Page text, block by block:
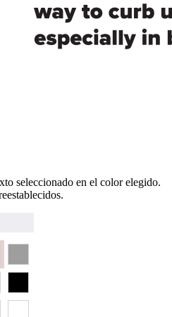
seleccionado en el color elegido.